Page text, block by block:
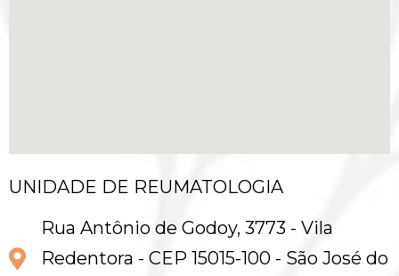
UNIDADE DE REUMATOLOGIA
Rua Antônio de Godoy, 3773 - Vila
Redentora - CEP 15015-100 - São José do